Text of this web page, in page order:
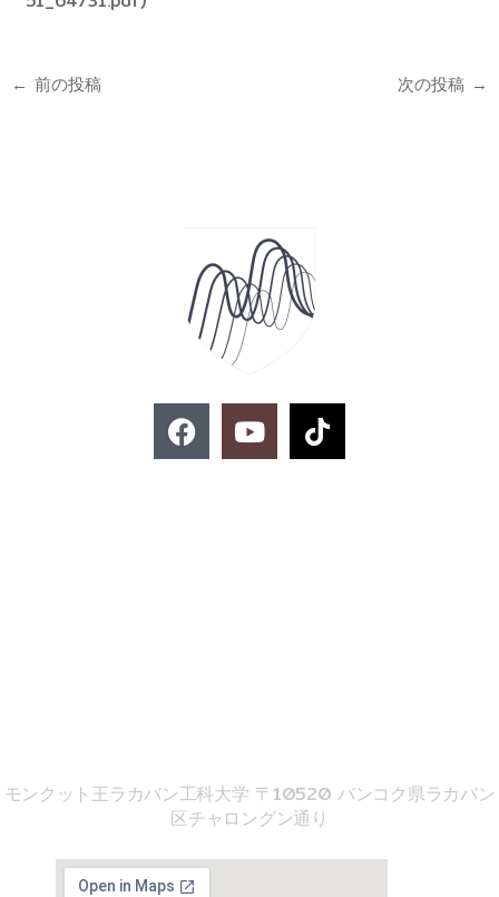
← 前の投稿 次の投稿 →
F
a
c
Y
o
u
T
i
k
モンクット王ラカバン工科大学 〒10520 バンコク県ラカバン
区チャロングン通り